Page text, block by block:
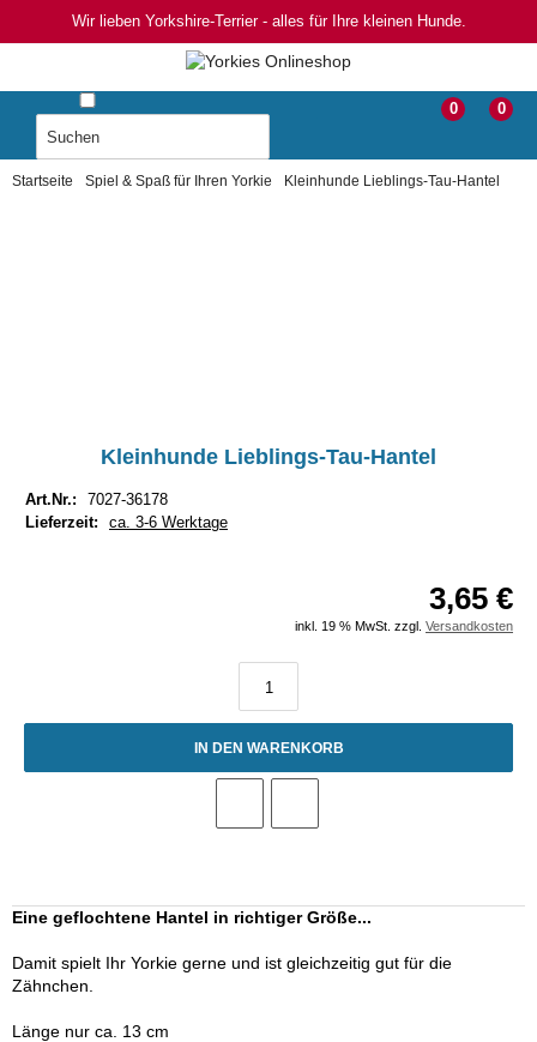
Wir lieben Yorkshire-Terrier - alles für Ihre kleinen Hunde.
0
0
Startseite Spiel & Spaß für Ihren Yorkie Kleinhunde Lieblings-Tau-Hantel
Kleinhunde Lieblings-Tau-Hantel
Art.Nr.:
7027-36178
Lieferzeit:
ca. 3-6 Werktage
3,65 €
inkl. 19 % MwSt. zzgl. Versandkosten
IN DEN WARENKORB
Eine geflochtene Hantel in richtiger Größe...
Damit spielt Ihr Yorkie gerne und ist gleichzeitig gut für die
Zähnchen.
Länge nur ca. 13 cm